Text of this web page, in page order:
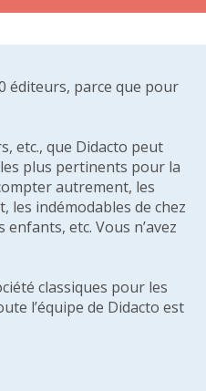
éditeurs, parce que pour
etc., que Didacto peut
plus pertinents pour la
autrement, les
les indémodables de chez
etc. Vous n’avez
classiques pour les
l’équipe de Didacto est